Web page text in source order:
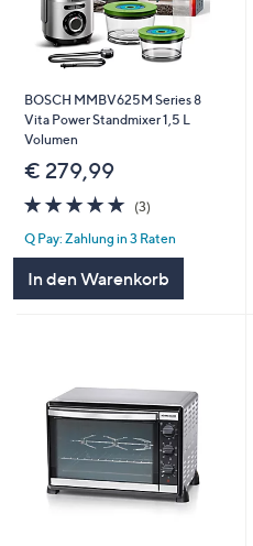
BOSCH MMBV625M Series 8
Vita Power Standmixer 1,5 L
Volumen
€ 279,99
5.0
von
5
(3)3
Q Pay: Zahlung in 3 Raten
In den Warenkorb